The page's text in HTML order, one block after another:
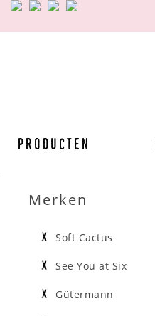
Producten
Merken
Soft Cactus
See You at Six
Gütermann